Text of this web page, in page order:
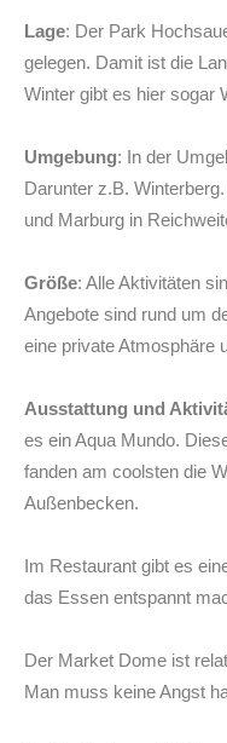
Lage: Der Park
gelegen. Damit ist die
Winter gibt es hier sogar
Umgebung: In der
Darunter z.B.
und Marburg in
Größe: Alle Aktivitäten
Angebote sind rund um
eine private Atmosphäre
Ausstattung und
es ein Aqua Mundo.
fanden am coolsten die
Außenbecken.
Im Restaurant gibt es
das Essen entspannt
Der Market Dome ist
Man muss keine Angst